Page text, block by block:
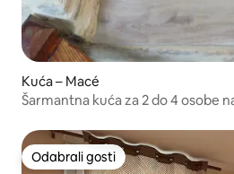
Kuća – Macé
Šarmantna kuća za 2 do 4 osobe
Odabrali gosti
Odabrali gosti